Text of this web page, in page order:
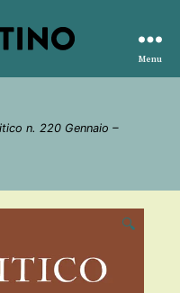
Menu
n. 220 Gennaio –
🔍